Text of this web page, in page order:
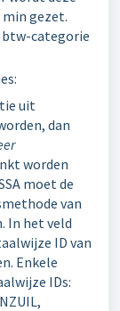
gezet.
categorie
uit
dan
worden
moet de
van
In het veld
ID van
Enkele
IDs: